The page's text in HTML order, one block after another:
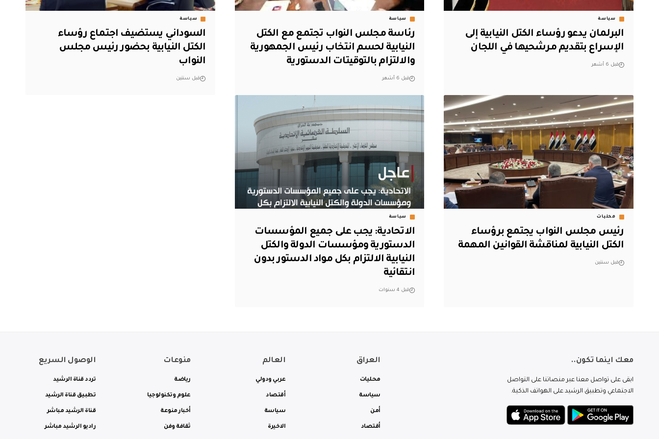
سياسة
البرلمان يدعو رؤساء الكتل النيابية إلى
الإسراع بتقديم مرشحيها في اللجان
قبل 6 أشهر
سياسة
رئاسة مجلس النواب تجتمع مع الكتل
النيابية لحسم انتخاب رئيس الجمهورية
والالتزام بالتوقيتات الدستورية
قبل 6 أشهر
سياسة
السوداني يستضيف اجتماع رؤساء
الكتل النيابية بحضور رئيس مجلس
النواب
قبل سنتين
محليات
رئيس مجلس النواب يجتمع برؤساء
الكتل النيابية لمناقشة القوانين المهمة
قبل سنتين
سياسة
الاتحادية: يجب على جميع المؤسسات
الدستورية ومؤسسات الدولة والكتل
النيابية الالتزام بكل مواد الدستور بدون
انتقائية
قبل 4 سنوات
معك اينما تكون..
ابقى على تواصل معنا عبر منصاتنا على التواصل
الاجتماعي وتطبيق الرشيد على الهواتف الذكية.
العراق
محليات
سياسة
أمن
أقتصاد
العالم
عربي ودولي
أقتصاد
سياسة
الاخيرة
منوعات
رياضة
علوم وتكنولوجيا
أخبار منوعة
ثقافة وفن
الوصول السريع
تردد قناة الرشيد
تطبيق قناة الرشيد
قناة الرشيد مباشر
راديو الرشيد مباشر